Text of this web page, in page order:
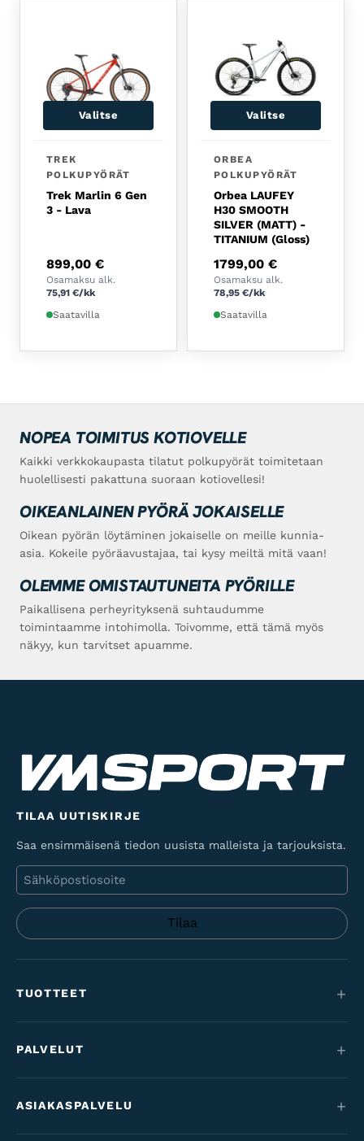
Valitse
TREK
POLKUPYÖRÄT
Trek Marlin 6 Gen
3 - Lava
899,00 €
Osamaksu alk.
75,91 €/kk
Saatavilla
Valitse
ORBEA
POLKUPYÖRÄT
Orbea LAUFEY
H30 SMOOTH
SILVER (MATT) -
TITANIUM (Gloss)
1799,00 €
Osamaksu alk.
78,95 €/kk
Saatavilla
NOPEA TOIMITUS KOTIOVELLE
Kaikki verkkokaupasta tilatut polkupyörät toimitetaan
huolellisesti pakattuna suoraan kotiovellesi!
OIKEANLAINEN PYÖRÄ JOKAISELLE
Oikean pyörän löytäminen jokaiselle on meille kunnia-
asia. Kokeile pyöräavustajaa, tai kysy meiltä mitä vaan!
OLEMME OMISTAUTUNEITA PYÖRILLE
Paikallisena perheyrityksenä suhtaudumme
toimintaamme intohimolla. Toivomme, että tämä myös
näkyy, kun tarvitset apuamme.
TILAA UUTISKIRJE
Saa ensimmäisenä tiedon uusista malleista ja tarjouksista.
Sähköposti
TUOTTEET
Maantie & gravel
Lastenpyörät
PALVELUT
ASIAKASPALVELU